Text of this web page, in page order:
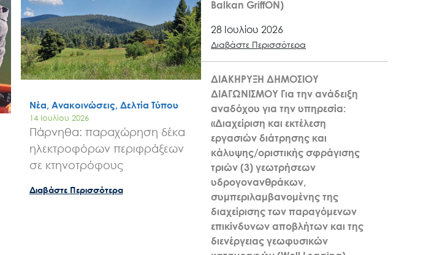
Νέα, Ανακοινώσεις, Δελτία Τύπου
14 Ιουλίου 2026
Πάρνηθα: παραχώρηση δέκα
ηλεκτροφόρων περιφράξεων
σε κτηνοτρόφους
Διαβάστε Περισσότερα
Balkan GriffON)
28 Ιουλίου 2026
Διαβάστε Περισσότερα
ΔΙΑΚΗΡΥΞΗ ΔΗΜΟΣΙΟΥ
ΔΙΑΓΩΝΙΣΜΟΥ Για την ανάδειξη
αναδόχου για την υπηρεσία:
«Διαχείριση και εκτέλεση
εργασιών διάτρησης και
κάλυψης/οριστικής σφράγισης
τριών (3) γεωτρήσεων
υδρογονανθράκων,
συμπεριλαμβανομένης της
διαχείρισης των παραγόμενων
επικίνδυνων αποβλήτων και της
διενέργειας γεωφυσικών